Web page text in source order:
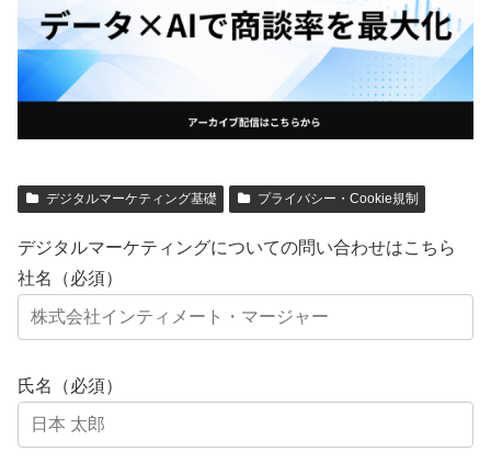
デジタルマーケティング基礎 プライバシー・Cookie規制
デジタルマーケティングについての問い合わせはこちら
社名（必須）
氏名（必須）